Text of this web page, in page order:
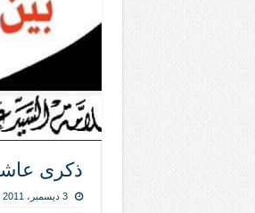
نسج
ذكرى
3 ديسمبر، 2011